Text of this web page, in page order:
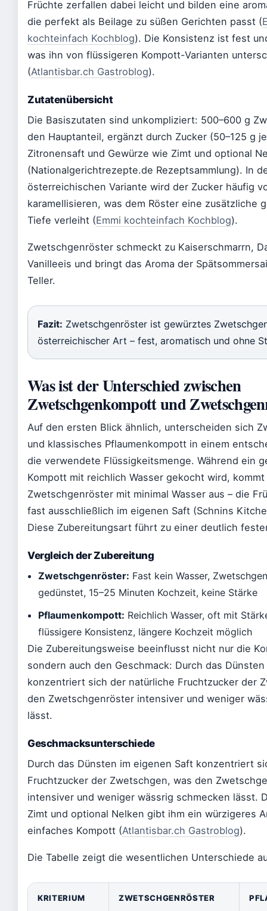
Früchte zerfallen dabei leicht und bilden eine
die perfekt als Beilage zu süßen Gerichten passt (
kochteinfach Kochblog). Die Konsistenz ist fest
was ihn von flüssigeren Kompott-Varianten
(Atlantisbar.ch Gastroblog).
Zutatenübersicht
Die Basiszutaten sind unkompliziert: 500–600 g
den Hauptanteil, ergänzt durch Zucker (50–125 g
Zitronensaft und Gewürze wie Zimt und optional
(Nationalgerichtrezepte.de Rezeptsammlung). In
österreichischen Variante wird der Zucker häufig
karamellisieren, was dem Röster eine zusätzliche
Tiefe verleiht (Emmi kochteinfach Kochblog).
Zwetschgenröster schmeckt zu Kaiserschmarrn,
Vanilleeis und bringt das Aroma der
Teller.
Fazit: Zwetschgenröster ist gewürztes
österreichischer Art – fest, aromatisch und ohne
Was ist der Unterschied zwischen
Zwetschgenkompott und
Auf den ersten Blick ähnlich, unterscheiden sich
und klassisches Pflaumenkompott in einem
die verwendete Flüssigkeitsmenge. Während ein
Kompott mit reichlich Wasser gekocht wird,
Zwetschgenröster mit minimal Wasser aus – die
fast ausschließlich im eigenen Saft (Schnins
Diese Zubereitungsart führt zu einer deutlich
Vergleich der Zubereitung
Zwetschgenröster: Fast kein Wasser,
gedünstet, 15–25 Minuten Kochzeit, keine Stärke
Pflaumenkompott: Reichlich Wasser, oft mit
flüssigere Konsistenz, längere Kochzeit möglich
Die Zubereitungsweise beeinflusst nicht nur die
sondern auch den Geschmack: Durch das
konzentriert sich der natürliche Fruchtzucker der
den Zwetschgenröster intensiver und weniger
lässt.
Geschmacksunterschiede
Durch das Dünsten im eigenen Saft konzentriert
Fruchtzucker der Zwetschgen, was den
intensiver und weniger wässrig schmecken lässt.
Zimt und optional Nelken gibt ihm ein würzigeres
einfaches Kompott (Atlantisbar.ch Gastroblog).
Die Tabelle zeigt die wesentlichen Unterschiede
KRITERIUM ZWETSCHGENRÖSTER